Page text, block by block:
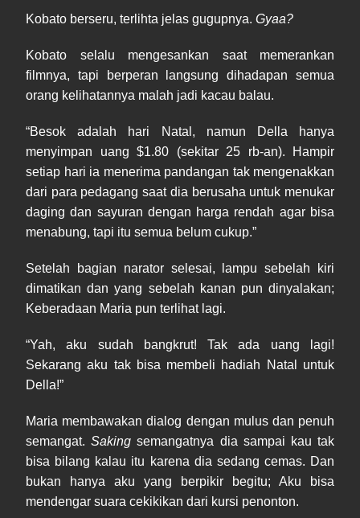
Kobato berseru, terlihta jelas gugupnya. Gyaa?
Kobato selalu mengesankan saat memerankan
filmnya, tapi berperan langsung dihadapan semua
orang kelihatannya malah jadi kacau balau.
“Besok adalah hari Natal, namun Della hanya
menyimpan uang $1.80 (sekitar 25 rb-an). Hampir
setiap hari ia menerima pandangan tak mengenakkan
dari para pedagang saat dia berusaha untuk menukar
daging dan sayuran dengan harga rendah agar bisa
menabung, tapi itu semua belum cukup.”
Setelah bagian narator selesai, lampu sebelah kiri
dimatikan dan yang sebelah kanan pun dinyalakan;
Keberadaan Maria pun terlihat lagi.
“Yah, aku sudah bangkrut! Tak ada uang lagi!
Sekarang aku tak bisa membeli hadiah Natal untuk
Della!”
Maria membawakan dialog dengan mulus dan penuh
semangat.Sakingsemangatnya dia sampai kau tak
bisa bilang kalau itu karena dia sedang cemas. Dan
bukan hanya aku yang berpikir begitu; Aku bisa
mendengar suara cekikikan dari kursi penonton.